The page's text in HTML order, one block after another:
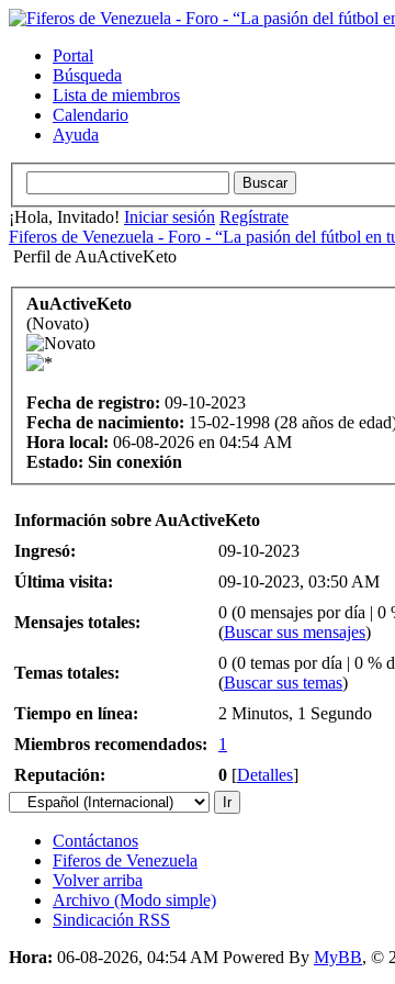
Portal
Búsqueda
Lista de miembros
Calendario
Ayuda
¡Hola, Invitado! Iniciar sesión Regístrate
Fiferos de Venezuela - Foro - “La pasión del fútbol en
Perfil de AuActiveKeto
AuActiveKeto
(Novato)
Fecha de registro: 09-10-2023
Fecha de nacimiento: 15-02-1998 (28 años de
Hora local: 06-08-2026 en 04:54 AM
Estado: Sin conexión
Información sobre AuActiveKeto
Ingresó:
09-10-2023
Última visita:
09-10-2023, 03:50 AM
Mensajes totales:
0 (0 mensajes por día | 0
(Buscar sus mensajes)
Temas totales:
0 (0 temas por día | 0 %
(Buscar sus temas)
Tiempo en línea:
2 Minutos, 1 Segundo
Miembros recomendados:
1
Reputación:
0 [Detalles]
Contáctanos
Fiferos de Venezuela
Volver arriba
Archivo (Modo simple)
Sindicación RSS
Hora: 06-08-2026, 04:54 AM Powered By MyBB, ©